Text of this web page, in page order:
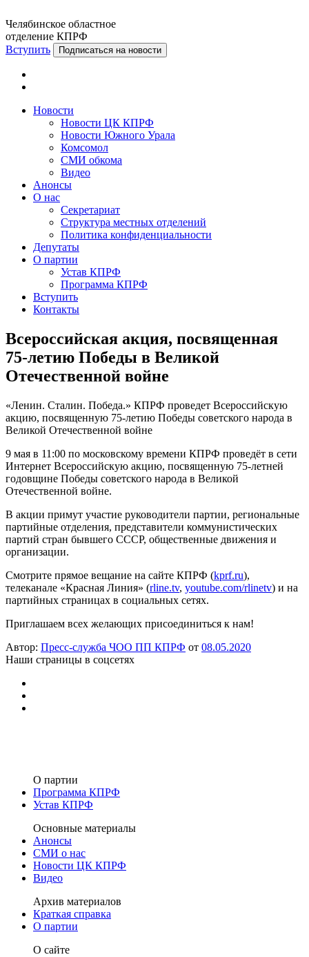
Челябинское областное
отделение КПРФ
Вступить
Подписаться на новости
Новости
Новости ЦК КПРФ
Новости Южного Урала
Комсомол
СМИ обкома
Видео
Анонсы
О нас
Секретариат
Структура местных отделений
Политика конфиденциальности
Депутаты
О партии
Устав КПРФ
Программа КПРФ
Вступить
Контакты
Всероссийская акция, посвященная
75-летию Победы в Великой
Отечественной войне
«Ленин. Сталин. Победа.» КПРФ проведет Всероссийскую
акцию, посвященную 75-летию Победы советского народа в
Великой Отечественной войне
9 мая в 11:00 по московскому времени КПРФ проведёт в сети
Интернет Всероссийскую акцию, посвященную 75-летней
годовщине Победы советского народа в Великой
Отечественной войне.
В акции примут участие руководители партии, региональные
партийные отделения, представители коммунистических
партий стран бывшего СССР, общественные движения и
организации.
Смотрите прямое вещание на сайте КПРФ (kprf.ru),
телеканале «Красная Линия» (rline.tv, youtube.com/rlinetv) и на
партийных страницах в социальных сетях.
Приглашаем всех желающих присоединиться к нам!
Автор: Пресс-служба ЧОО ПП КПРФ от 08.05.2020
Наши страницы в соцсетях
О партии
Программа КПРФ
Устав КПРФ
Основные материалы
Анонсы
СМИ о нас
Новости ЦК КПРФ
Видео
Архив материалов
Краткая справка
О партии
О сайте